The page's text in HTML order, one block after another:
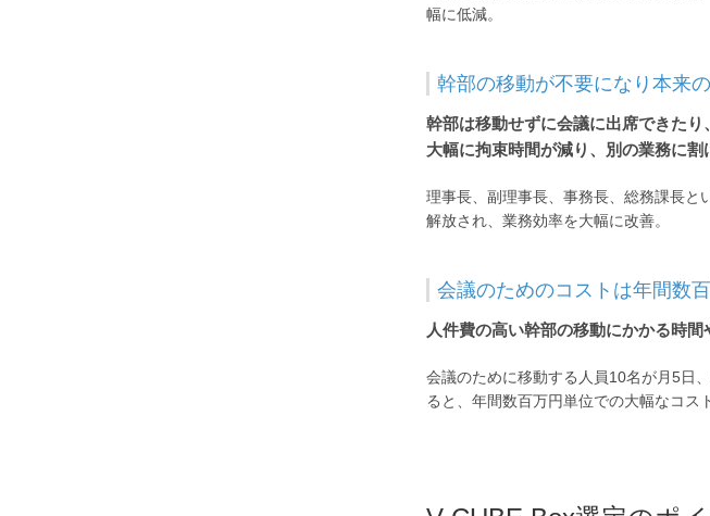
幅に低減。
幹部の移動が不要になり本来
幹部は移動せずに会議に出席できたり
大幅に拘束時間が減り、別の業務に割
理事長、副理事長、事務長、総務課長と
解放され、業務効率を大幅に改善。
会議のためのコストは年間数
人件費の高い幹部の移動にかかる時
会議のために移動する人員10名が月5日
ると、年間数百万円単位での大幅なコス